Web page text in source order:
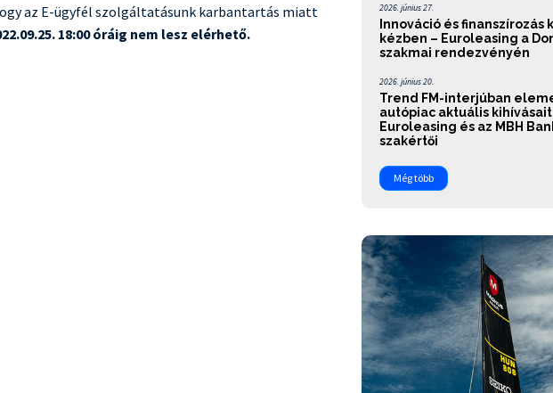
az E-ügyfél szolgáltatásunk karbantartás miatt
18:00 óráig nem lesz elérhető.
2026. június 27.
Innováció és finanszírozás
kézben – Euroleasing a
szakmai rendezvényén
2026. június 20.
Trend FM-interjúban
autópiac aktuális kihívásait
Euroleasing és az MBH
szakértői
Még több